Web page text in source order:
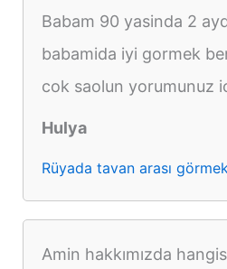
Babam 90 yasinda 2
babamida iyi gormek
cok saolun yorumunuz
Hulya
Rüyada tavan arası görmek
Amin hakkımızda